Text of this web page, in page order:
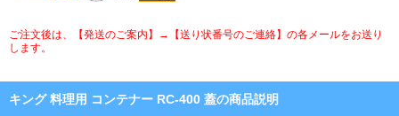
ご注文後は、【発送のご案内】→【送り状番号のご連絡】の各メールをお送り
します。
キング 料理用 コンテナー RC-400 蓋の商品説明